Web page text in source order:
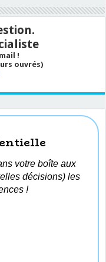
!
ouvrés)
votre boîte aux
décisions) les
!